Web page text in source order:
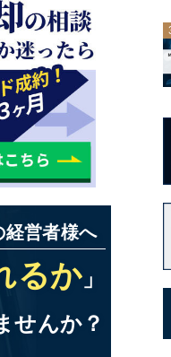
経営者様へ
るか 」
せんか？